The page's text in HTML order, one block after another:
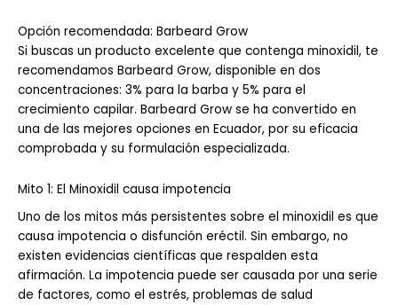
Opción recomendada: Barbeard Grow
Si buscas un producto excelente que contenga minoxidil, te
recomendamos Barbeard Grow, disponible en dos
concentraciones: 3% para la barba y 5% para el
crecimiento capilar. Barbeard Grow se ha convertido en
una de las mejores opciones en Ecuador, por su eficacia
comprobada y su formulación especializada.
Mito 1: El Minoxidil causa impotencia
Uno de los mitos más persistentes sobre el minoxidil es que
causa impotencia o disfunción eréctil. Sin embargo, no
existen evidencias científicas que respalden esta
afirmación. La impotencia puede ser causada por una serie
de factores, como el estrés, problemas de salud